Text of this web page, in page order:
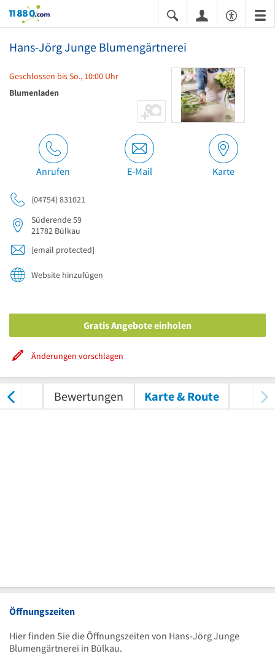
11880.com
Hans-Jörg Junge Blumengärtnerei
Geschlossen bis So., 10:00 Uhr
Blumenladen
Anrufen E-Mail Karte
(04754) 831021
Süderende 59
21782 Bülkau
[email protected]
Website hinzufügen
Gratis Angebote einholen
Änderungen vorschlagen
Bewertungen Karte & Route
Öffnungszeiten
Hier finden Sie die Öffnungszeiten von Hans-Jörg Junge
Blumengärtnerei in Bülkau.